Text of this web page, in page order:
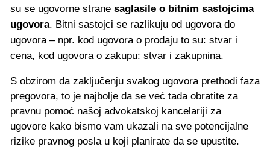
su se ugovorne strane saglasile o bitnim sastojcima
ugovora. Bitni sastojci se razlikuju od ugovora do
ugovora – npr. kod ugovora o prodaju to su: stvar i
cena, kod ugovora o zakupu: stvar i zakupnina.
S obzirom da zaključenju svakog ugovora prethodi faza
pregovora, to je najbolje da se već tada obratite za
pravnu pomoć našoj advokatskoj kancelariji za
ugovore kako bismo vam ukazali na sve potencijalne
rizike pravnog posla u koji planirate da se upustite.